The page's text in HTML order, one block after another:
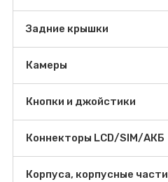
Задние крышки
Камеры
Кнопки и джойстики
Коннекторы LCD/SIM/АКБ
Корпуса, корпусные части